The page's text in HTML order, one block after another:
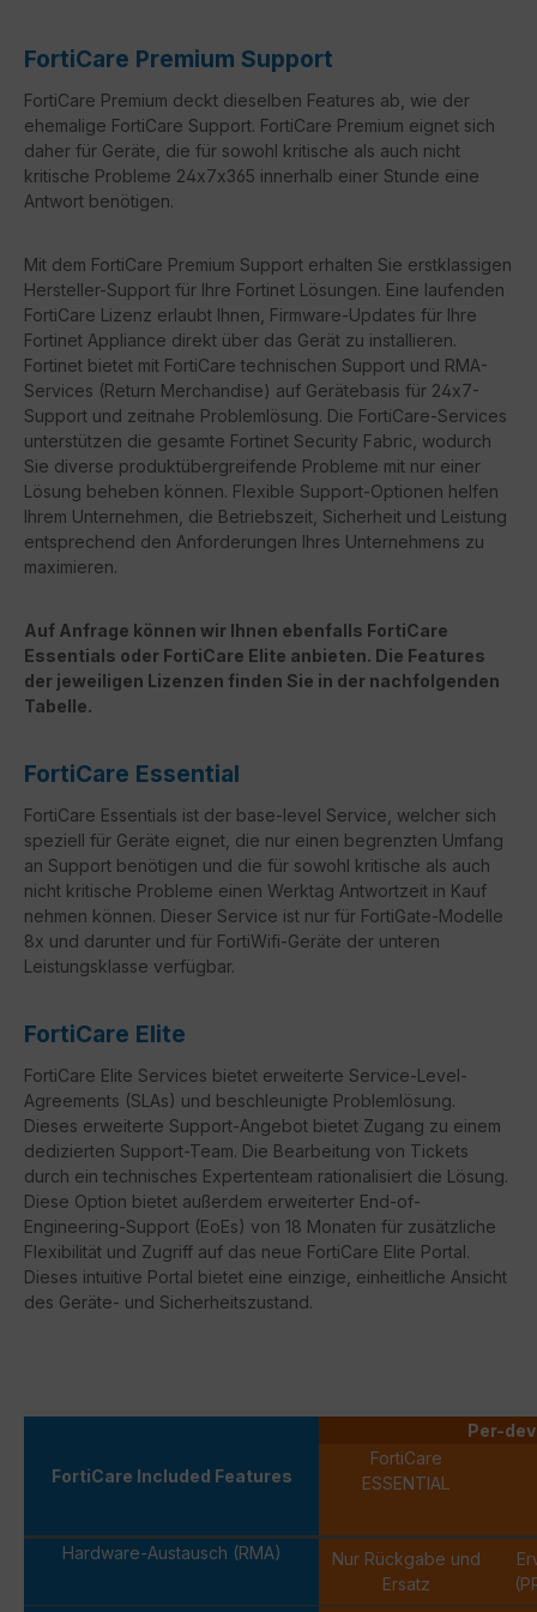
FortiCare Premium Support
FortiCare Premium deckt dieselben Features ab, wie der
ehemalige FortiCare Support. FortiCare Premium eignet sich
daher für Geräte, die für sowohl kritische als auch nicht
kritische Probleme 24x7x365 innerhalb einer Stunde eine
Antwort benötigen.
Mit dem FortiCare Premium Support erhalten Sie erstklassigen
Hersteller-Support für Ihre Fortinet Lösungen. Eine laufenden
FortiCare Lizenz erlaubt Ihnen, Firmware-Updates für Ihre
Fortinet Appliance direkt über das Gerät zu installieren.
Fortinet bietet mit FortiCare technischen Support und RMA-
Services (Return Merchandise) auf Gerätebasis für 24x7-
Support und zeitnahe Problemlösung. Die FortiCare-Services
unterstützen die gesamte Fortinet Security Fabric, wodurch
Sie diverse produktübergreifende Probleme mit nur einer
Lösung beheben können. Flexible Support-Optionen helfen
Ihrem Unternehmen, die Betriebszeit, Sicherheit und Leistung
entsprechend den Anforderungen Ihres Unternehmens zu
maximieren.
Auf Anfrage können wir Ihnen ebenfalls FortiCare
Essentials oder FortiCare Elite anbieten. Die Features
der jeweiligen Lizenzen finden Sie in der nachfolgenden
Tabelle.
FortiCare Essential
FortiCare Essentials ist der base-level Service, welcher sich
speziell für Geräte eignet, die nur einen begrenzten Umfang
an Support benötigen und die für sowohl kritische als auch
nicht kritische Probleme einen Werktag Antwortzeit in Kauf
nehmen können. Dieser Service ist nur für FortiGate-Modelle
8x und darunter und für FortiWifi-Geräte der unteren
Leistungsklasse verfügbar.
FortiCare Elite
FortiCare Elite Services bietet erweiterte Service-Level-
Agreements (SLAs) und beschleunigte Problemlösung.
Dieses erweiterte Support-Angebot bietet Zugang zu einem
dedizierten Support-Team. Die Bearbeitung von Tickets
durch ein technisches Expertenteam rationalisiert die Lösung.
Diese Option bietet außerdem erweiterter End-of-
Engineering-Support (EoEs) von 18 Monaten für zusätzliche
Flexibilität und Zugriff auf das neue FortiCare Elite Portal.
Dieses intuitive Portal bietet eine einzige, einheitliche Ansicht
des Geräte- und Sicherheitszustand.
FortiCare Included Features
Per-
FortiCare
ESSENTIAL
Hardware-Austausch (RMA)
Nur Rückgabe und
Ersatz